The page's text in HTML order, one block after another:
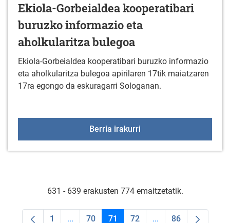
Ekiola-Gorbeialdea kooperatibari
buruzko informazio eta
aholkularitza bulegoa
Ekiola-Gorbeialdea kooperatibari buruzko informazio
eta aholkularitza bulegoa apirilaren 17tik maiatzaren
17ra egongo da eskuragarri Sologanan.
Berria irakurri
631 - 639 erakusten 774 emaitzetatik.
1 ... 70 71 72 ... 86